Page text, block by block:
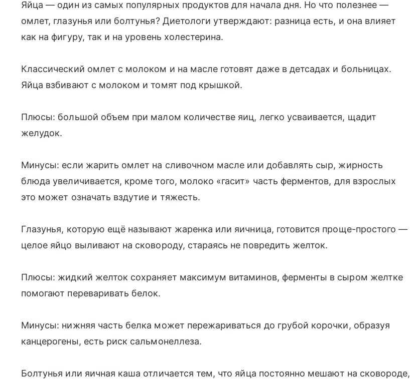
Яйца — один из самых популярных продуктов для начала дня. Но что полезнее —
омлет, глазунья или болтунья? Диетологи утверждают: разница есть, и она влияет
как на фигуру, так и на уровень холестерина.
Классический омлет с молоком и на масле готовят даже в детсадах и больницах.
Яйца взбивают с молоком и томят под крышкой.
Плюсы: большой объем при малом количестве яиц, легко усваивается, щадит
желудок.
Минусы: если жарить омлет на сливочном масле или добавлять сыр, жирность
блюда увеличивается, кроме того, молоко «гасит» часть ферментов, для взрослых
это может означать вздутие и тяжесть.
Глазунья, которую ещё называют жаренка или яичница, готовится проще-простого —
целое яйцо выливают на сковороду, стараясь не повредить желток.
Плюсы: жидкий желток сохраняет максимум витаминов, ферменты в сыром желтке
помогают переваривать белок.
Минусы: нижняя часть белка может пережариваться до грубой корочки, образуя
канцерогены, есть риск сальмонеллеза.
Болтунья или яичная каша отличается тем, что яйца постоянно мешают на сковороде,